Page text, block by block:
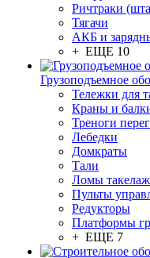
Ричтраки
Тягачи
АКБ и
+ ЕЩЕ 10
Грузоподъемное
Тележки для
Краны и
Треноги
Лебедки
Домкраты
Тали
Ломы
Пульты
Редукторы
Платформы
+ ЕЩЕ 7